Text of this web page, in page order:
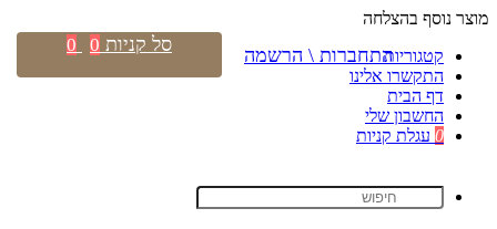
מוצר נוסף בהצלחה
קטגוריות
התקשרו אלינו
דף הבית
החשבון שלי
0 עגלת קניות
התחברות \ הרשמה סל קניות 0
0